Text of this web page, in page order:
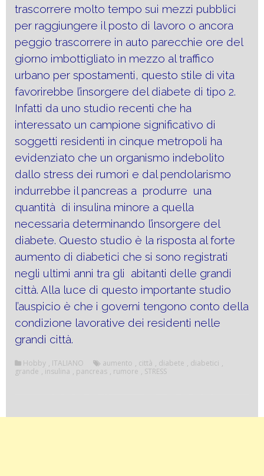
trascorrere molto tempo sui mezzi pubblici
per raggiungere il posto di lavoro o ancora
peggio trascorrere in auto parecchie ore del
giorno imbottigliato in mezzo al traffico
urbano per spostamenti, questo stile di vita
favorirebbe l’insorgere del diabete di tipo 2.
Infatti da uno studio recenti che ha
interessato un campione significativo di
soggetti residenti in cinque metropoli ha
evidenziato che un organismo indebolito
dallo stress dei rumori e dal pendolarismo
indurrebbe il pancreas a produrre una
quantità di insulina minore a quella
necessaria determinando l’insorgere del
diabete. Questo studio è la risposta al forte
aumento di diabetici che si sono registrati
negli ultimi anni tra gli abitanti delle grandi
città. Alla luce di questo importante studio
l’auspicio è che i governi tengono conto della
condizione lavorative dei residenti nelle
grandi città.
Hobby , ITALIANO aumento , città , diabete , diabetici ,
grande , insulina , pancreas , rumore , STRESS